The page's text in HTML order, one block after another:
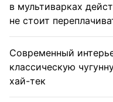
в мультиварках
не стоит
Современный
классическую
хай-тек